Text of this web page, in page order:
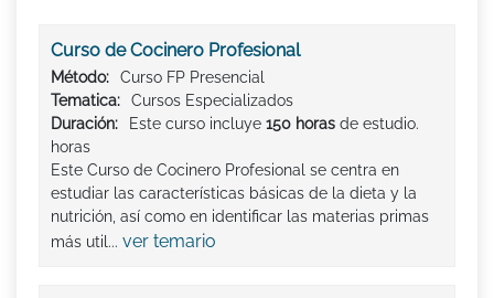
Curso de Cocinero Profesional
Método:
Curso FP Presencial
Tematica:
Cursos Especializados
Duración:
Este curso incluye 150 horas de estudio.
horas
Este Curso de Cocinero Profesional se centra en
estudiar las características básicas de la dieta y la
nutrición, así como en identificar las materias primas
más util... ver temario